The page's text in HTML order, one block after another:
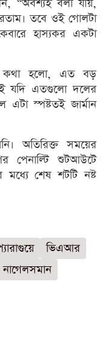
“অবশ্যই বলা যায়,
তবে ওই গোলটা
হাস্যকর একটা
কথা হলো, এত বড়
যদি এতগুলো দলের
স্পষ্টতই জার্মান
অতিরিক্ত সময়ের
পেনাল্টি শুটআউটে
মধ্যে শেষ শটটি নষ্ট
ভিএআর